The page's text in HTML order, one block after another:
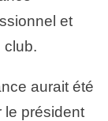
et
club.
aurait été
le président